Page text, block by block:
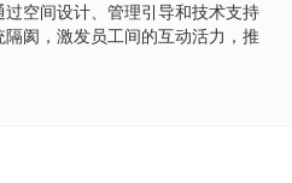
空间设计、管理引导和技术支持
阂，激发员工间的互动活力，推